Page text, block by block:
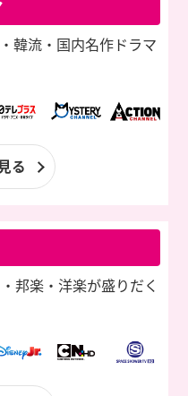
韓流・国内名作ドラマ
る
邦楽・洋楽が盛りだく